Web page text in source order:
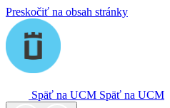
Preskočiť na obsah stránky
Späť na UCM Späť na UCM